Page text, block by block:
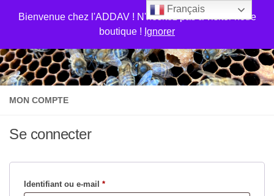
Bienvenue chez l'ADDAV ! N'hésitez pas a visiter notre
boutique ! Ignorer
Skip to content
MON COMPTE
Se connecter
Identifiant ou e-mail *Obligatoire
Français